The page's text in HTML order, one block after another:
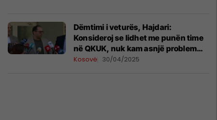
Dëmtimi i veturës, Hajdari:
Konsideroj se lidhet me punën time
në QKUK, nuk kam asnjë problem
personal
Kosovë 30/04/2025